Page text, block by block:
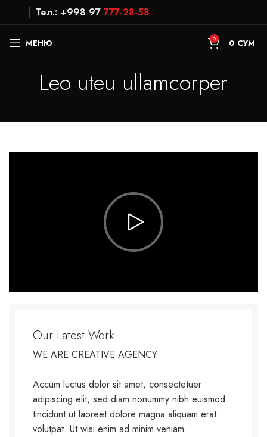
Тел.: +998 97 777-28-58
МЕНЮ 0 0 СУМ
Leo uteu ullamcorper
Our Latest Work
WE ARE CREATIVE AGENCY
Accum luctus dolor sit amet, consectetuer
adipiscing elit, sed diam nonummy nibh euismod
tincidunt ut laoreet dolore magna aliquam erat
volutpat. Ut wisi enim ad minim veniam.